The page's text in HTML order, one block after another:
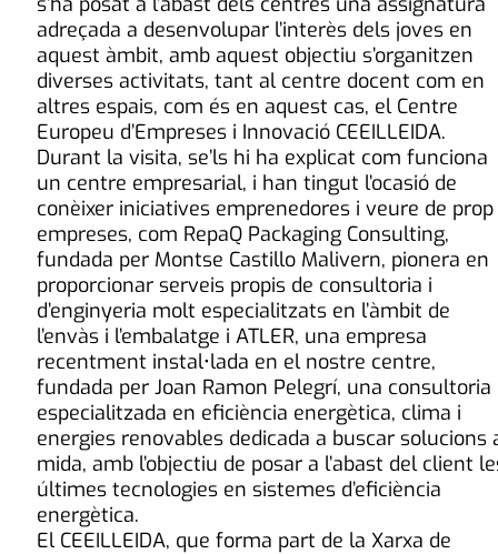
adreçada a desenvolupar l’interès dels joves en
aquest àmbit, amb aquest objectiu s’organitzen
diverses activitats, tant al centre docent com en
altres espais, com és en aquest cas, el Centre
Europeu d’Empreses i Innovació CEEILLEIDA.
Durant la visita, se’ls hi ha explicat com funciona
un centre empresarial, i han tingut l’ocasió de
conèixer iniciatives emprenedores i veure de prop
empreses, com RepaQ Packaging Consulting,
fundada per Montse Castillo Malivern, pionera en
proporcionar serveis propis de consultoria i
d’enginyeria molt especialitzats en l’àmbit de
l’envàs i l’embalatge i ATLER, una empresa
recentment instal•lada en el nostre centre,
fundada per Joan Ramon Pelegrí, una consultoria
especialitzada en eficiència energètica, clima i
energies renovables dedicada a buscar solucions
mida, amb l’objectiu de posar a l’abast del client
últimes tecnologies en sistemes d’eficiència
energètica.
El CEEILLEIDA, que forma part de la Xarxa de